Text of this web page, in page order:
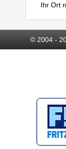
Ihr Ort
© 2004 -